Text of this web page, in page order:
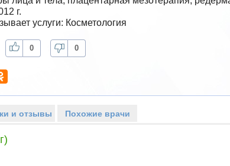
г.
услуги: Косметология
0 0
и отзывы Похожие врачи